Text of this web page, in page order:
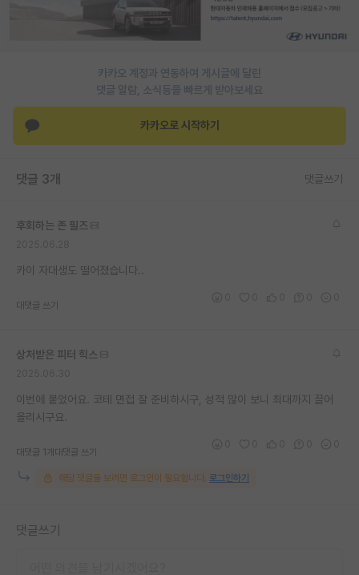
임용 후기 게시판
인문사회 계열 게시판
특수/전문대학원 게시판
반도체/AI 게시판
장학금/장학생 게시판
커리어
유학교육
재팬라운지 🌸
카카오 계정과 연동하여 게시글에 달린
댓글 알람, 소식등을 빠르게 받아보세요
카카오로 시작하기
댓글 3개 댓글쓰기
후회하는 존 필즈
카이 자대생도 떨어졌습니다..
대댓글 쓰기
상처받은 피터 힉스
이번에 붙었어요. 코테 면접 잘 준비하시구, 성적 많이 보니 최대까지 끌어
올리시구요.
대댓글 1개 대댓글 쓰기
해당 댓글을 보려면 로그인이 필요합니다. 로그인하기
댓글쓰기